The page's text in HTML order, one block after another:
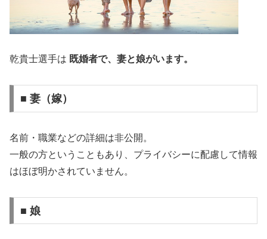
乾貴士選手は 既婚者で、妻と娘がいます。
■ 妻（嫁）
名前・職業などの詳細は非公開。
一般の方ということもあり、プライバシーに配慮して情報
はほぼ明かされていません。
■ 娘